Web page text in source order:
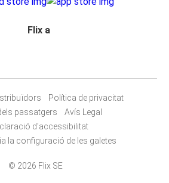
Flix a
Política de privacitat
passatgers
Avís Legal
d'accessibilitat
la configuració de les galetes
© 2026 Flix SE